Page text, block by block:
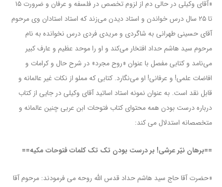
«آقای وکیلی در حالی دم از لزوم تخصص در فلسفه و عرفان و ضرورت ۱۵
تا ۲۵ سال درس خواندن و استاد دیدن می‌زند که استاد استادان وی مرحوم
آقای حسینی طهرانی به شاگردی و مریدی فردی درس نخوانده به نام
مرحوم سید هاشم حداد افتخار می‌کند و او را موحد عظیم و عارف کبیر
می‌نامد و کتابی مفصل با عنوان «روح مجرد» در شرح حال و کرامات و
افاضات علمی! و عرفانی! او می‌نگارد. کتابی که مملو از نکات غیر عالمانه و
قابل نقد است. به عنوان نمونه استاد اساتید آقای وکیلی در جایی از کتاب
درباره درست بودن همه محتوای کتاب فتوحات ابن عربی چنین عالمانه و
متخصصانه استدلال می کند:
==برهان نیّر عرشی! بر درست بودن تک تک کلمات فتوحات مکیه==
«حضرت آقا حاج سید هاشم حداد قدس الله روحه می فرمودند: مرحوم آقا